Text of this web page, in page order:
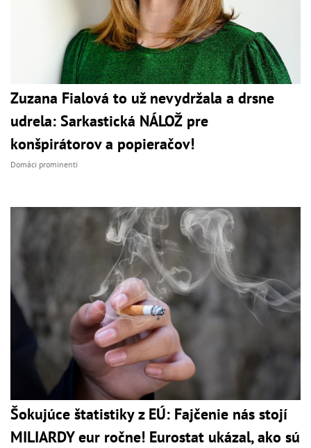
Zuzana Fialová to už nevydržala a drsne
udrela: Sarkastická NÁLOŽ pre
konšpirátorov a popieračov!
Domáci prominenti
Šokujúce štatistiky z EÚ: Fajčenie nás stojí
MILIARDY eur ročne! Eurostat ukázal, ako sú